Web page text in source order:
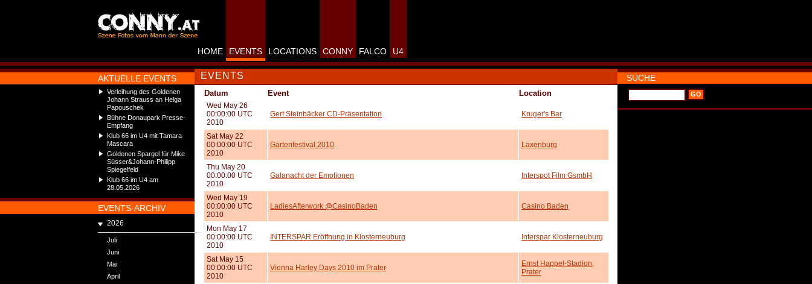
AKTUELLE EVENTS
Verleihung des Goldenen
Johann Strauss an Helga
Papouschek
Bühne Donaupark Presse-
Empfang
Klub 66 im U4 mit Tamara
Mascara
Goldenen Spargel für Mike
Süsser&Johann-Philipp
Spiegelfeld
Klub 66 im U4 am
28.05.2026
EVENTS-ARCHIV
2026
Juli
Juni
Mai
April
HOME EVENTS LOCATIONS CONNY FALCO U4
EVENTS
Datum Event Location
Wed May 26
00:00:00 UTC
2010
Gert Steinbäcker CD-Präsentation Kruger's Bar
Sat May 22
00:00:00 UTC
2010
Gartenfestival 2010 Laxenburg
Thu May 20
00:00:00 UTC
2010
Galanacht der Emotionen Interspot Film GsmbH
Wed May 19
00:00:00 UTC
2010
LadiesAfterwork @CasinoBaden Casino Baden
Mon May 17
00:00:00 UTC
2010
INTERSPAR Eröffnung in Klosterneuburg Interspar Klosterneuburg
Sat May 15
00:00:00 UTC
2010
Vienna Harley Days 2010 im Prater
Ernst Happel-Stadion,
Prater
SUCHE